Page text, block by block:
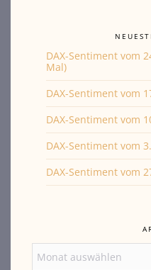
DAX-Sentiment vom
Mal)
DAX-Sentiment vom
DAX-Sentiment vom
DAX-Sentiment vom
DAX-Sentiment vom